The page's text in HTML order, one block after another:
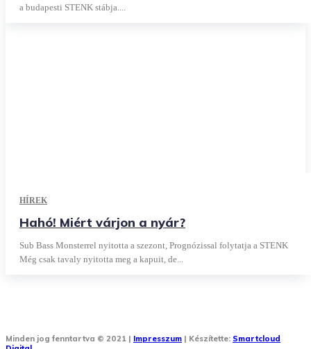
a budapesti STENK stábja....
HÍREK
Hahó! Miért várjon a nyár?
Sub Bass Monsterrel nyitotta a szezont, Prognózissal folytatja a STENK
Még csak tavaly nyitotta meg a kapuit, de...
Minden jog fenntartva © 2021 | Impresszum | Készítette: Smartcloud